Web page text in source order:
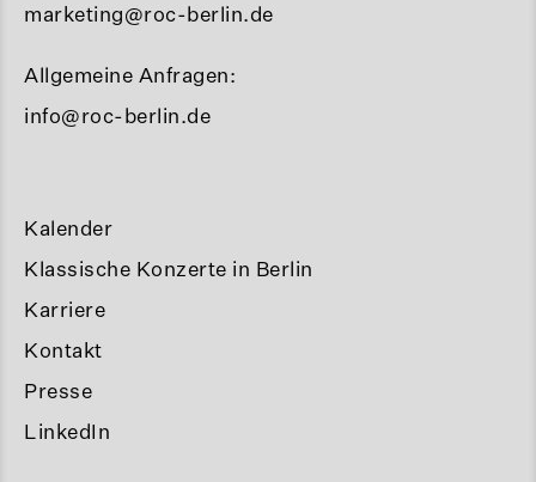
marketing@roc-berlin.de
Allgemeine Anfragen:
info@roc-berlin.de
Kalender
Klassische Konzerte in Berlin
Karriere
Kontakt
Presse
LinkedIn